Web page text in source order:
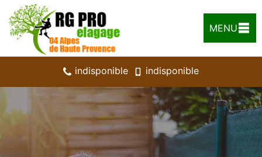
MENU
indisponible indisponible